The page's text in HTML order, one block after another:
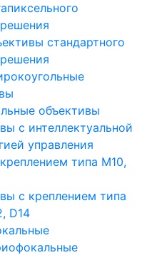
стандартного
объективы
с интеллектуальной
управления
типа M10,
с креплением типа
D14